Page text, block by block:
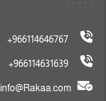
966114646767+
966114631639+
info@Rakaa.com